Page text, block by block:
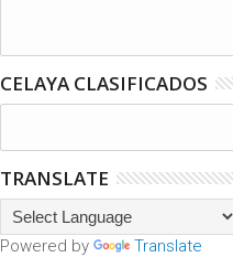
CELAYA CLASIFICADOS
TRANSLATE
Powered by Translate